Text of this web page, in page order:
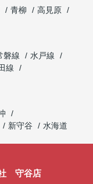
青柳
高見原
磐線
水戸線
線
新守谷 水海道
社 守谷店